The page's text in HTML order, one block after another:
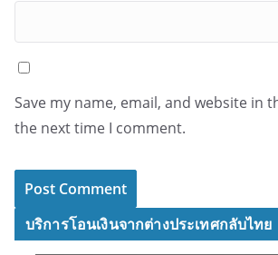
Save my name, email, and website in
the next time I comment.
บริการโอนเงินจากต่างประเทศกลับไทย